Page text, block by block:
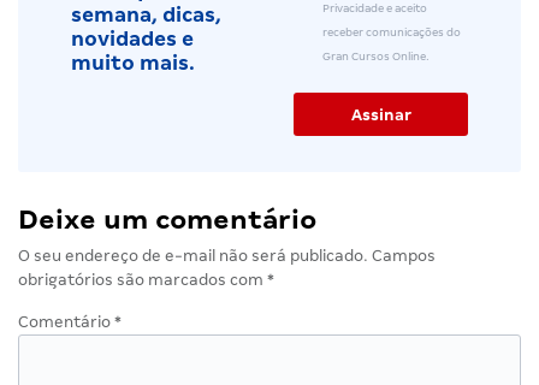
semana, dicas,
novidades e
muito mais.
Privacidade e aceito
receber comunicações do
Gran Cursos Online.
Deixe um comentário
O seu endereço de e-mail não será publicado. Campos
obrigatórios são marcados com *
Comentário *